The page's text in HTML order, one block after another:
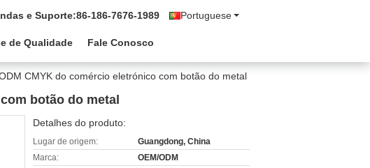
Portuguese
e Suporte:86-186-7676-1989
de Qualidade Fale Conosco
CMYK do comércio eletrónico com botão do metal
botão do metal
Detalhes do produto:
Lugar de origem:
Guangdong, China
Marca:
OEM/ODM